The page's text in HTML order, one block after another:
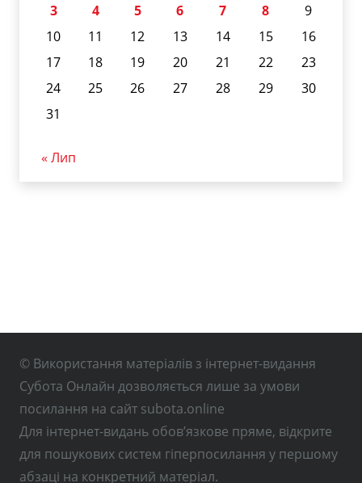
3
4 5 6 7 8
9
10
11 12 13 14 15
16
17
18 19 20 21 22
23
24
25 26 27 28 29
30
31
« Лип
© Використання матеріалів з інтернет-видання
Субота Онлайн дозволяється лише за умови
посилання на сайт subota.online
Для інтернет-видань обов’язкове пряме, відкрите
для пошукових систем гіперпосилання у першому
абзаці на конкретний матеріал.